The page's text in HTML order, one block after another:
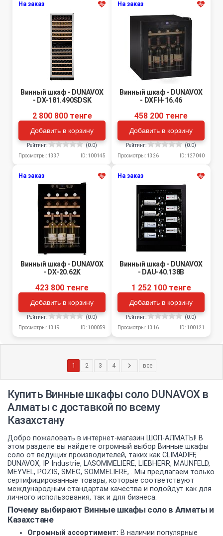
На заказ
Винный шкаф - DUNAVOX
- DX-181.490SDSK
2 800 800 тенге
Добавить в корзину
Рейтинг:
(0.0)
Просмотры: 1337
ID: 100145
На заказ
Винный шкаф - DUNAVOX
- DXFH-16.46
458 200 тенге
Добавить в корзину
Рейтинг:
(0.0)
Просмотры: 1326
ID: 127040
На заказ
Винный шкаф - DUNAVOX
- DX-20.62K
423 800 тенге
Добавить в корзину
Рейтинг:
(0.0)
Просмотры: 1319
ID: 100059
На заказ
Винный шкаф - DUNAVOX
- DAU-40.138B
1 252 100 тенге
Добавить в корзину
Рейтинг:
(0.0)
Просмотры: 1316
ID: 100121
1 2 3 4 все
Купить Винные шкафы соло DUNAVOX в
Алматы с доставкой по всему
Казахстану
Добро пожаловать в интернет-магазин ШОП-АЛМАТЫ! В
этом разделе вы найдете огромный выбор Винные шкафы
соло от ведущих производителей, таких как CLIMADIFF,
DUNAVOX, IP Industrie, LASOMMELIERE, LIEBHERR, MAUNFELD,
MEYVEL, POZIS, SMEG, SOMMELIERE, . Мы предлагаем только
сертифицированные товары, которые соответствуют
международным стандартам качества и подойдут как для
личного использования, так и для бизнеса.
Почему выбирают Винные шкафы соло в Алматы и
Казахстане
Огромный ассортимент: В наличии популярные